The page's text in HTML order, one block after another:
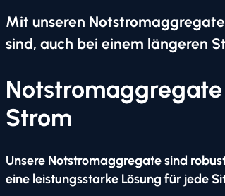
Mit unseren
sind, auch bei einem längeren
Strom
Unsere Notstromaggregate sind
eine leistungsstarke Lösung für jede